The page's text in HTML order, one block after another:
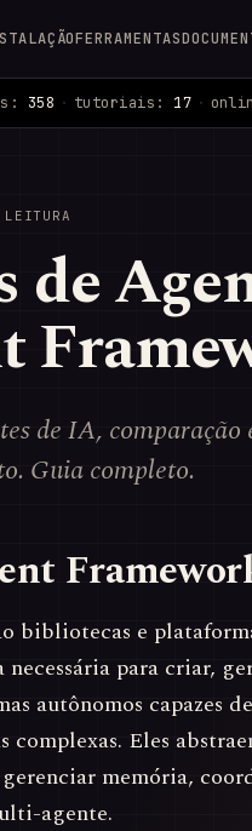
FERRAMENTAS
358 · tutoriais: 17 ·
de IA,
Guia completo.
bibliotecas e
para criar,
autônomos capazes
complexas. Eles
memória,
agente.